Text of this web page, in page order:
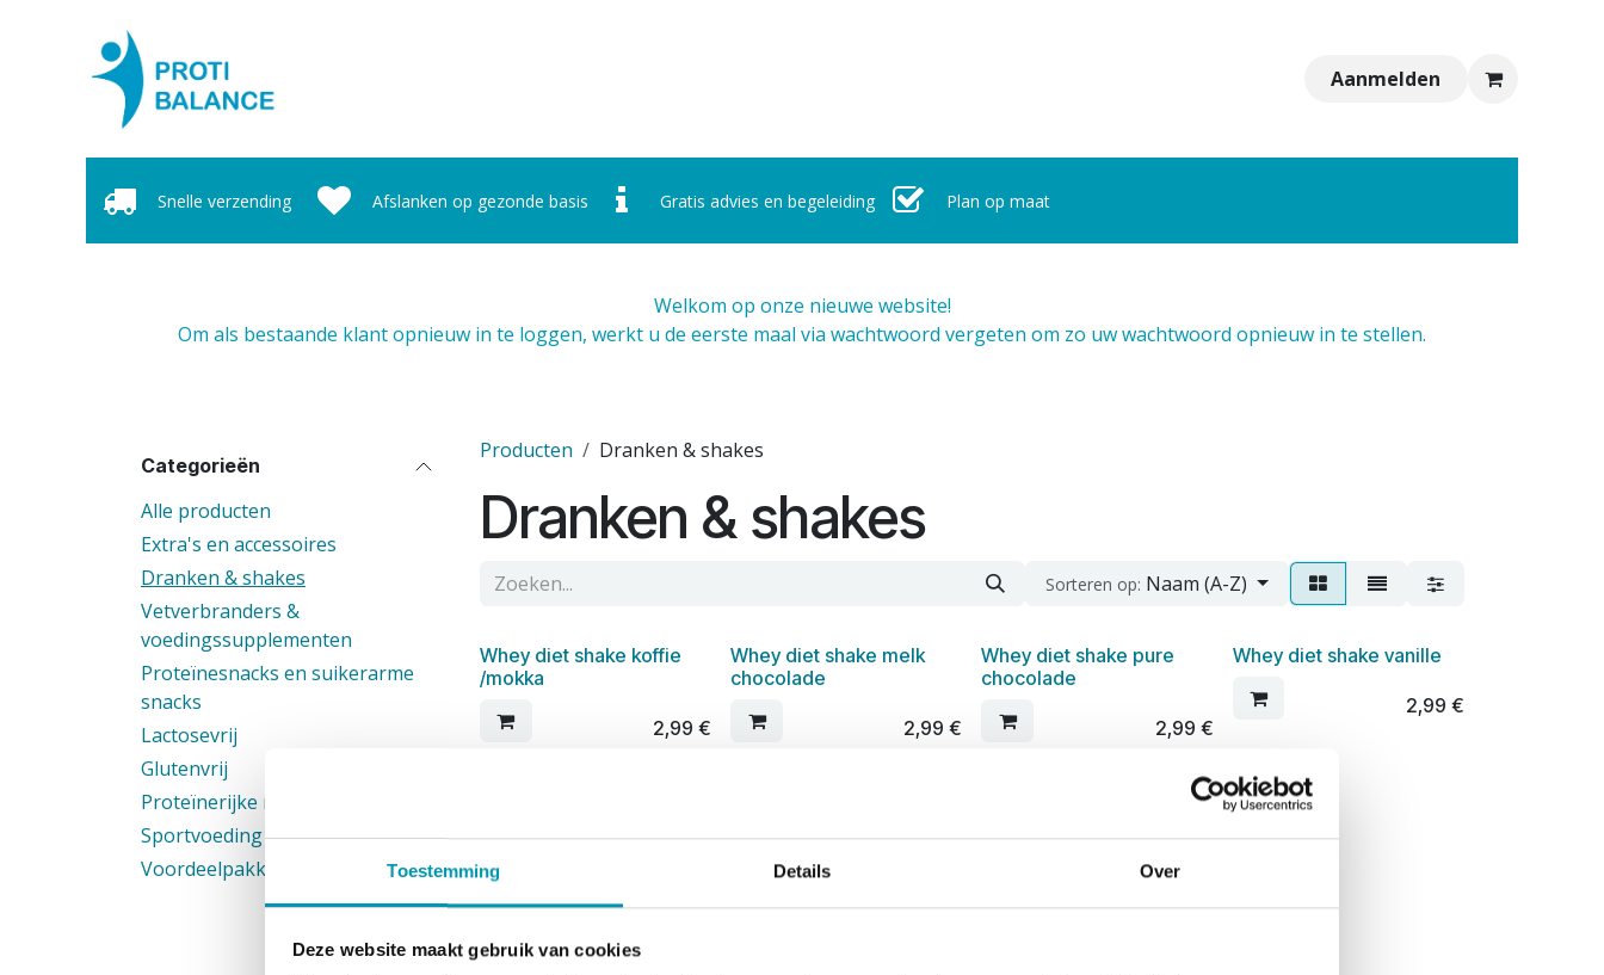
Toestemming Details Over
Deze website maakt gebruik van cookies
Aanmelden
Snelle verzending Afslanken op gezonde basis Gratis advies en begeleiding Plan op maat
Welkom op onze nieuwe website!
Om als bestaande klant opnieuw in te loggen, werkt u de eerste maal via wachtwoord vergeten om zo uw wachtwoord opnieuw in te stellen.
Categorieën
Alle producten
Extra's en accessoires
Dranken & shakes
Vetverbranders &
voedingssupplementen
Proteïnesnacks en suikerarme
snacks
Lactosevrij
Glutenvrij
Proteïnerijke maaltijden
Sportvoeding
Voordeelpakketten
Producten Dranken & shakes
Dranken & shakes
Sorteren op: Naam (A-Z)
Whey diet shake koffie
/mokka
2,99 €
Whey diet shake melk
chocolade
2,99 €
Whey diet shake pure
chocolade
2,99 €
Whey diet shake vanille
2,99 €